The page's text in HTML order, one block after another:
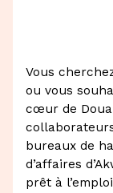
Vous
ou vous
cœur de
bureaux de
d’affaires
prêt à